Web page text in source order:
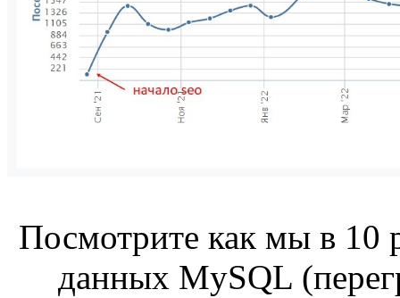
Посмотрите как мы в 10
данных MySQL